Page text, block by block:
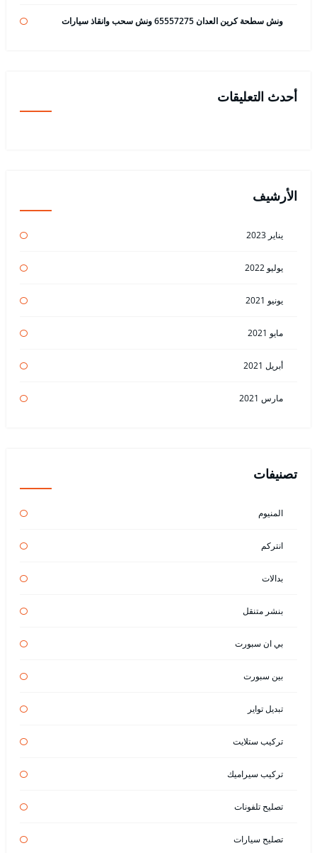
ونش سطحة كرين العدان 65557275 ونش سحب وانقاذ سيارات
أحدث التعليقات
الأرشيف
يناير 2023
يوليو 2022
يونيو 2021
مايو 2021
أبريل 2021
مارس 2021
تصنيفات
المنيوم
انتركم
بدالات
بنشر متنقل
بي ان سبورت
بين سبورت
تبديل تواير
تركيب ستلايت
تركيب سيراميك
تصليح تلفونات
تصليح سيارات